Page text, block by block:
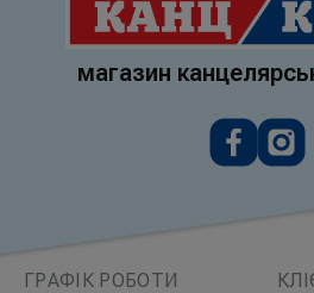
магазин
ГРАФІК РОБОТИ